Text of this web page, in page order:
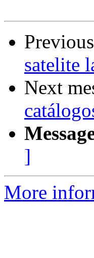
satelite
Next
]
More